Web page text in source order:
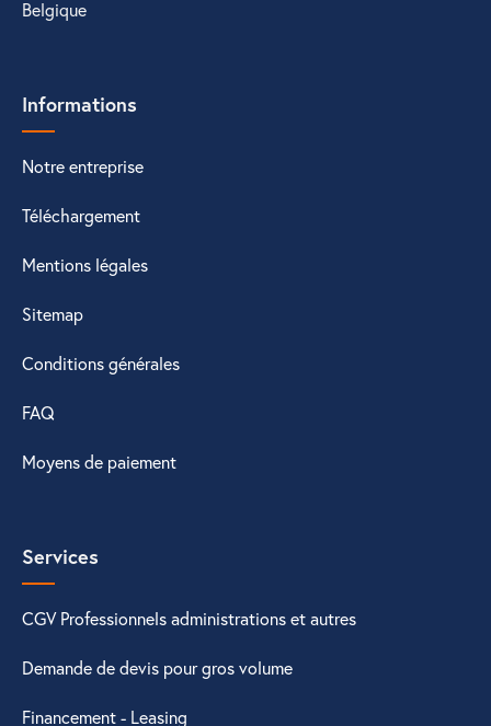
Belgique
Informations
Notre entreprise
Téléchargement
Mentions légales
Sitemap
Conditions générales
FAQ
Moyens de paiement
Services
CGV Professionnels administrations et autres
Demande de devis pour gros volume
Financement - Leasing